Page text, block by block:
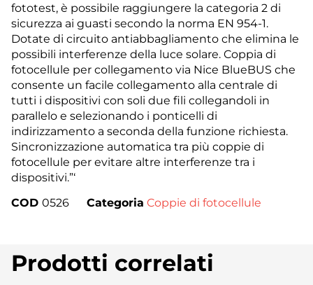
fototest, è possibile raggiungere la categoria 2 di
sicurezza ai guasti secondo la norma EN 954-1.
Dotate di circuito antiabbagliamento che elimina le
possibili interferenze della luce solare. Coppia di
fotocellule per collegamento via Nice BlueBUS che
consente un facile collegamento alla centrale di
tutti i dispositivi con soli due fili collegandoli in
parallelo e selezionando i ponticelli di
indirizzamento a seconda della funzione richiesta.
Sincronizzazione automatica tra più coppie di
fotocellule per evitare altre interferenze tra i
dispositivi.”‘
COD 0526 Categoria Coppie di fotocellule
Prodotti correlati